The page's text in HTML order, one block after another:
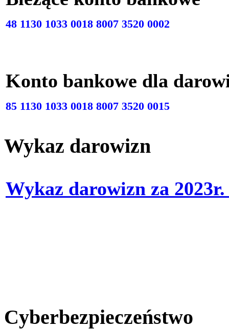
48 1130 1033 0018 8007 3520 0002
Konto bankowe dla
85 1130 1033 0018 8007 3520 0015
Wykaz darowizn
Wykaz darowizn za
Cyberbezpieczeństwo